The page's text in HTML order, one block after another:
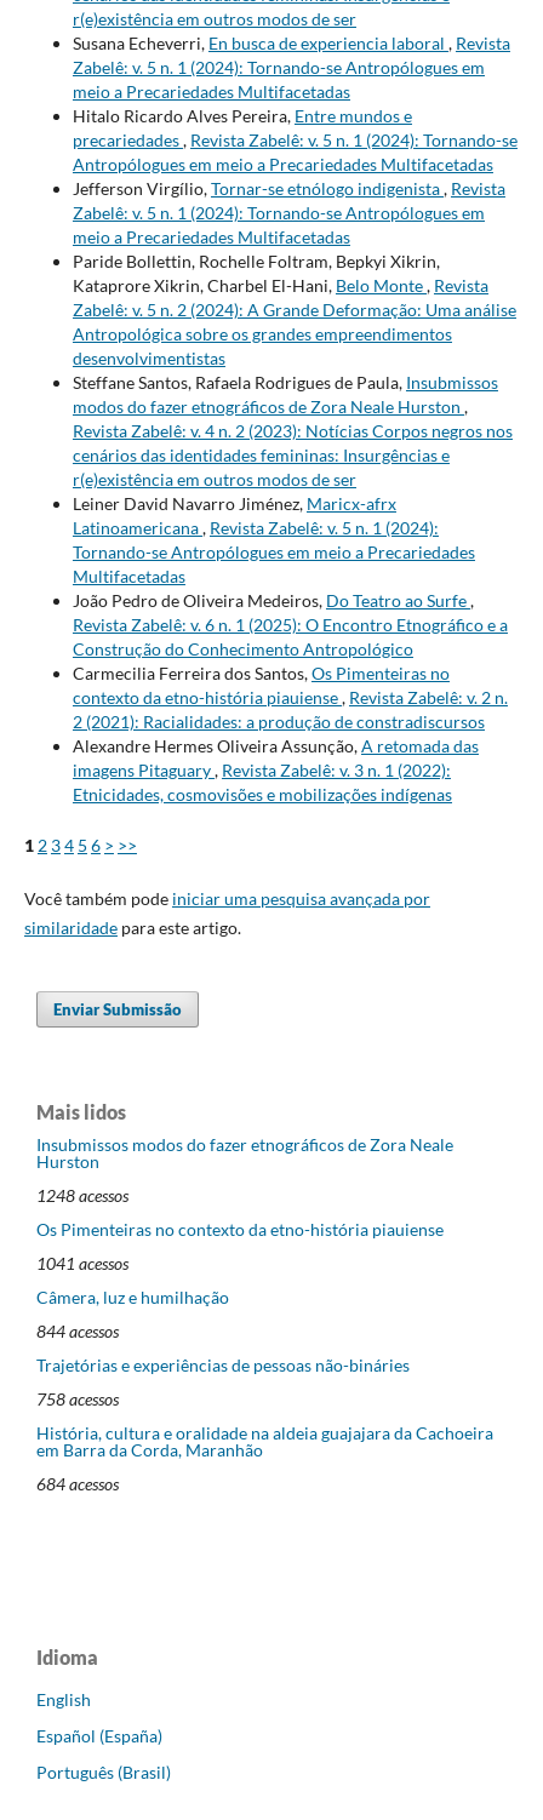
r(e)existência em outros modos de ser
Susana Echeverri, En busca de experiencia laboral , Revista
Zabelê: v. 5 n. 1 (2024): Tornando-se Antropólogues em
meio a Precariedades Multifacetadas
Hitalo Ricardo Alves Pereira, Entre mundos e
precariedades, Revista Zabelê: v. 5 n. 1 (2024): Tornando-se
Antropólogues em meio a Precariedades Multifacetadas
Jefferson Virgílio,Tornar-se etnólogo indigenista, Revista
Zabelê: v. 5 n. 1 (2024): Tornando-se Antropólogues em
meio a Precariedades Multifacetadas
Paride Bollettin, Rochelle Foltram, Bepkyi Xikrin,
Kataprore Xikrin, Charbel El-Hani, Belo Monte, Revista
Zabelê: v. 5 n. 2 (2024): A Grande Deformação: Uma análise
Antropológica sobre os grandes empreendimentos
desenvolvimentistas
Steffane Santos, Rafaela Rodrigues de Paula, Insubmissos
modos do fazer etnográficos de Zora Neale Hurston ,
Revista Zabelê: v. 4 n. 2 (2023): Notícias Corpos negros nos
cenários das identidades femininas: Insurgências e
r(e)existência em outros modos de ser
Leiner David Navarro Jiménez, Maricx-afrx
Latinoamericana, Revista Zabelê: v. 5 n. 1 (2024):
Tornando-se Antropólogues em meio a Precariedades
Multifacetadas
João Pedro de Oliveira Medeiros, Do Teatro ao Surfe,
Revista Zabelê: v. 6 n. 1 (2025): O Encontro Etnográfico e a
Construção do Conhecimento Antropológico
Carmecilia Ferreira dos Santos,Os Pimenteiras no
contexto da etno-história piauiense, Revista Zabelê: v. 2 n.
2 (2021): Racialidades: a produção de constradiscursos
Alexandre Hermes Oliveira Assunção,A retomada das
imagens Pitaguary, Revista Zabelê: v. 3 n. 1 (2022):
Etnicidades, cosmovisões e mobilizações indígenas
1 2 34 5 6 > >>
Você também pode iniciar uma pesquisa avançada por
similaridadepara este artigo.
Enviar Submissão
Mais lidos
Insubmissos modos do fazer etnográficos de Zora Neale
Hurston
1248 acessos
Os Pimenteiras no contexto da etno-história piauiense
1041 acessos
Câmera, luz e humilhação
844 acessos
Trajetórias e experiências de pessoas não-bináries
758 acessos
História, cultura e oralidade na aldeia guajajara da Cachoeira
em Barra da Corda, Maranhão
684 acessos
Idioma
English
Español (España)
Português (Brasil)